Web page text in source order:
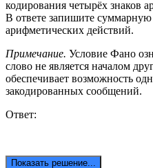
кодирования четырёх знаков
В ответе запишите
арифметических действий.
Примечание. Условие Фано
слово не является началом
обеспечивает возможность
закодированных сообщений.
Ответ:
Показать решение...